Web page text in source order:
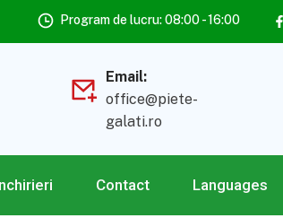
Program de lucru: 08:00 - 16:00
Email:
office@piete-
galati.ro
Contact Languages